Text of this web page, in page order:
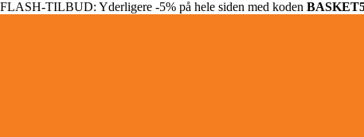
FLASH-TILBUD: Yderligere -5% på hele siden med koden